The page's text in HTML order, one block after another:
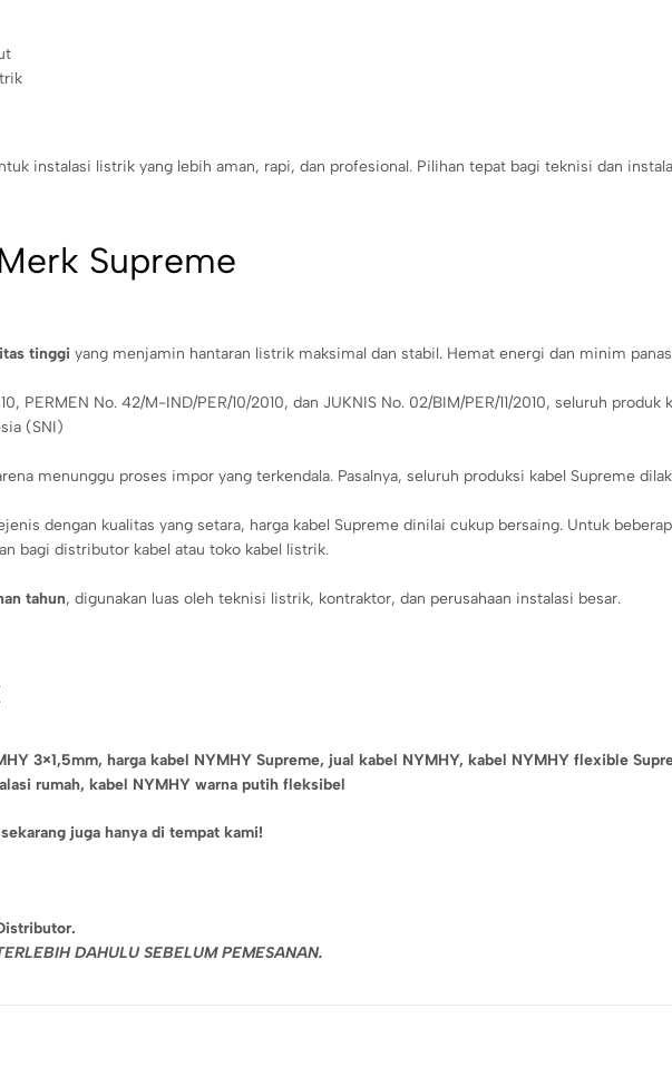
instalasi listrik yang lebih aman, rapi, dan profesional. Pilihan tepat bagi teknisi dan
Supreme
tinggi yang menjamin hantaran listrik maksimal dan stabil. Hemat energi dan minim
PERMEN No. 42/M-IND/PER/10/2010, dan JUKNIS No. 02/BIM/PER/11/2010, seluruh
(SNI)
menunggu proses impor yang terkendala. Pasalnya, seluruh produksi kabel Supreme
dengan kualitas yang setara, harga kabel Supreme dinilai cukup bersaing. Untuk
bagi distributor kabel atau toko kabel listrik.
tahun, digunakan luas oleh teknisi listrik, kontraktor, dan perusahaan instalasi besar.
3×1,5mm, harga kabel NYMHY Supreme, jual kabel NYMHY, kabel NYMHY flexible
rumah, kabel NYMHY warna putih fleksibel
juga hanya di tempat kami!
DAHULU SEBELUM PEMESANAN.